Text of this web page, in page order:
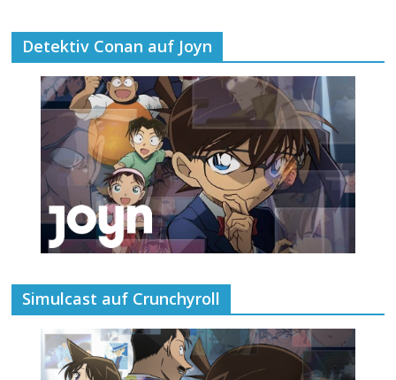
Detektiv Conan auf Joyn
Simulcast auf Crunchyroll